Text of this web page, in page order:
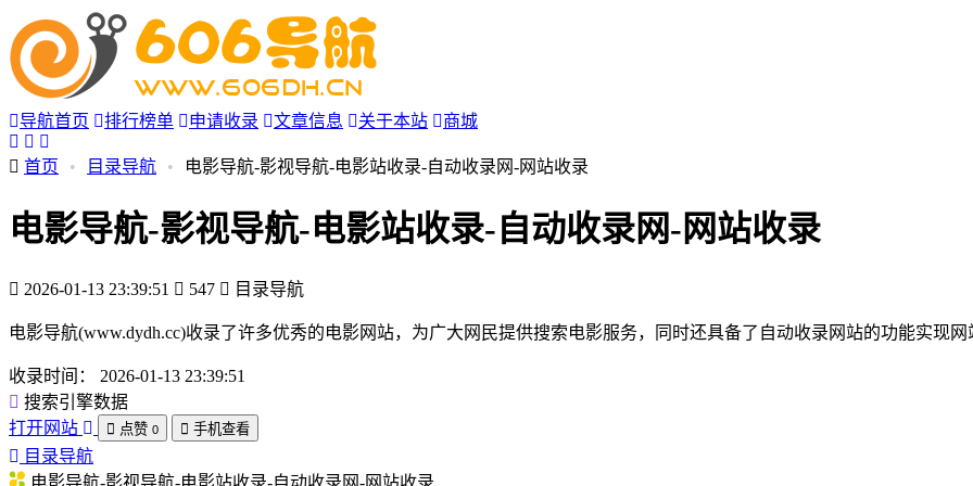
导航首页 排行榜单 申请收录 文章信息 关于本站 商城
首页 • 目录导航 • 电影导航-影视导航-电影站收录-自动收录网-网站收录
电影导航-影视导航-电影站收录-自动收录网-网站收录
2026-01-13 23:39:51 547 目录导航
电影导航(www.dydh.cc)收录了许多优秀的电影网站，为广大网民提供搜索电影服务，同时还具备了自动收录网站的功能实现网
收录时间：
2026-01-13 23:39:51
搜索引擎数据
打开网站
点赞 0 手机查看
目录导航
电影导航-影视导航-电影站收录-自动收录网-网站收录